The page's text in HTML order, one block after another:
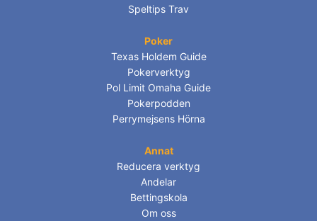
Speltips Trav
Poker
Texas Holdem Guide
Pokerverktyg
Pol Limit Omaha Guide
Pokerpodden
Perrymejsens Hörna
Annat
Reducera verktyg
Andelar
Bettingskola
Om oss